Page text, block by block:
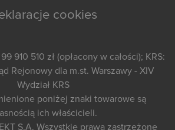
cookies
910 510 zł (opłacony w całości); KRS:
Rejonowy dla m.st. Warszawy - XIV
Wydział KRS
poniżej znaki towarowe są
ich właścicieli.
S.A. Wszystkie prawa zastrzeżone